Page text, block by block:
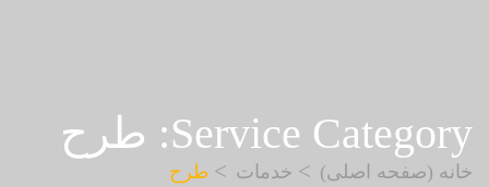
Service Category: طرح
خانه (صفحه اصلی) خدمات طرح